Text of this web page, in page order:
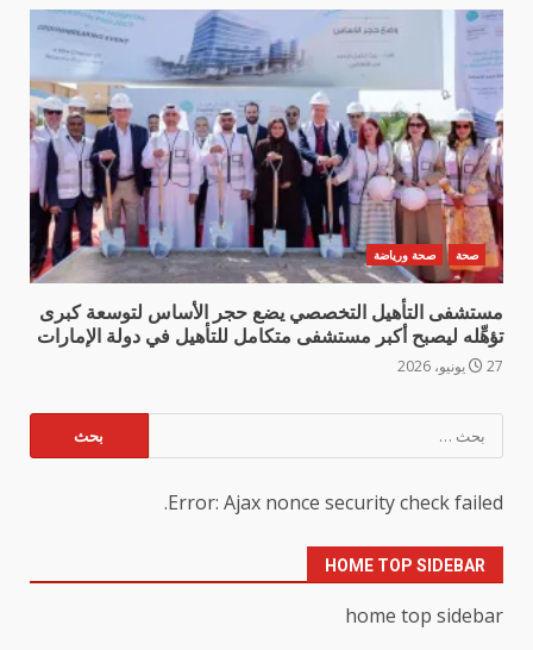
صحة صحة ورياضة
مستشفى التأهيل التخصصي يضع حجر الأساس لتوسعة كبرى
تؤهِّله ليصبح أكبر مستشفى متكامل للتأهيل في دولة الإمارات
27 يونيو، 2026
عن:
Error: Ajax nonce security check failed.
HOME TOP SIDEBAR
home top sidebar